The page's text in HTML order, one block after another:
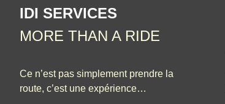
IDI SERVICES
MORE THAN A RIDE
Ce n’est pas simplement prendre la
route, c’est une expérience…